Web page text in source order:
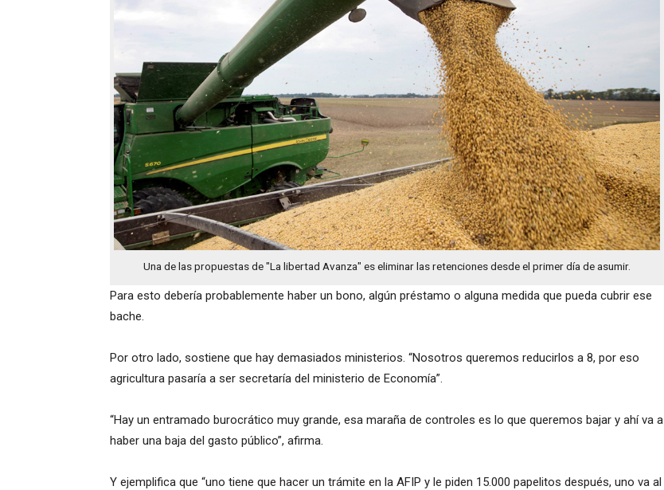
Una de las propuestas de "La libertad Avanza" es eliminar las retenciones desde el primer día de asumir.
Para esto debería probablemente haber un bono, algún préstamo o alguna medida que pueda cubrir ese
bache.
Por otro lado, sostiene que hay demasiados ministerios. “Nosotros queremos reducirlos a 8, por eso
agricultura pasaría a ser secretaría del ministerio de Economía”.
“Hay un entramado burocrático muy grande, esa maraña de controles es lo que queremos bajar y ahí va a
haber una baja del gasto público”, afirma.
Y ejemplifica que “uno tiene que hacer un trámite en la AFIP y le piden 15.000 papelitos después, uno va al